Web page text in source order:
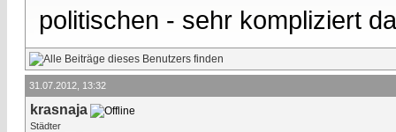
politischen - sehr kompliziert
31.07.2012, 13:32
krasnaja
Städter